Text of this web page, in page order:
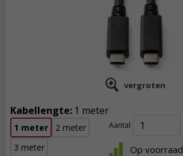
vergroten
Kabellengte: 1 meter
1 meter
2 meter
3 meter
Aantal
Op voorraad